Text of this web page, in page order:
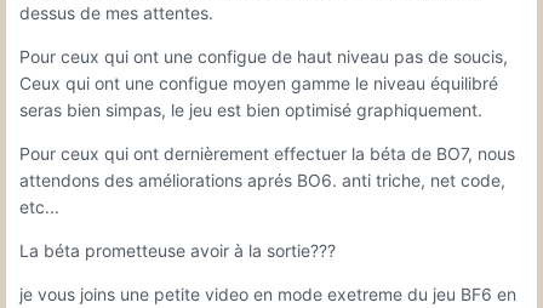
dessus de mes attentes.
Pour ceux qui ont une configue de haut niveau pas de soucis,
Ceux qui ont une configue moyen gamme le niveau équilibré
seras bien simpas, le jeu est bien optimisé graphiquement.
Pour ceux qui ont dernièrement effectuer la béta de BO7, nous
attendons des améliorations aprés BO6. anti triche, net code,
etc...
La béta prometteuse avoir à la sortie???
je vous joins une petite video en mode exetreme du jeu BF6 en